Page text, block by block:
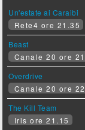
Un'estate ai Caraibi
Rete4 ore 21.35
Beast
Canale 20 ore
Overdrive
Canale 20 ore
The Kill Team
Iris ore 21.15